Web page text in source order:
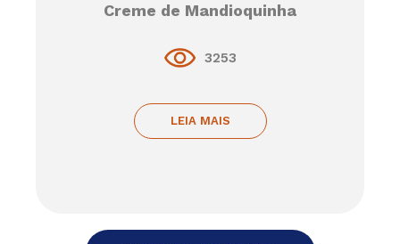
Creme de Mandioquinha
3253
LEIA MAIS